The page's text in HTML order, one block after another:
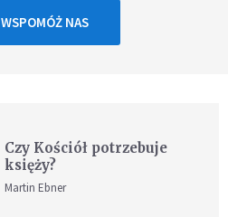
WSPOMÓŻ NAS
Czy Kościół potrzebuje
księży?
Martin Ebner